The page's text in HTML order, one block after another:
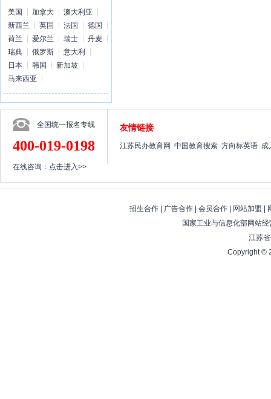
美国 加拿大
澳大利亚
新西兰
英国 法国
德国
荷兰
爱尔兰 瑞士
丹麦
瑞典
俄罗斯
意大利
日本
韩国
新加坡
马来西亚
全国统一报名专线
400-019-0198
在线咨询： 点击进入>>
友情链接
江苏民办教育网 中国教育搜索 方向标英语 成
招生合作| 广告合作| 会员合作| 网站加盟
国家工业与信息化部网站
江苏
Copyright ©